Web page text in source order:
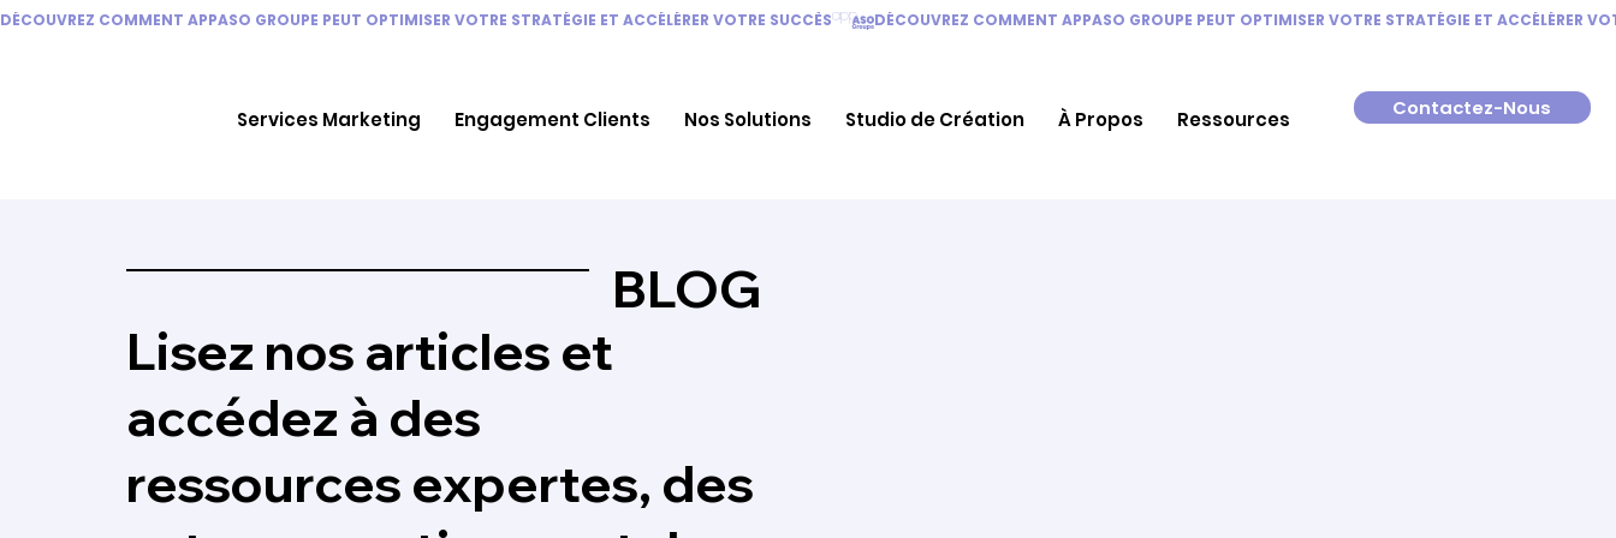
Services Marketing Engagement Clients Nos Solutions Studio de Création À Propos Ressources Contactez-Nous
DÉCOUVREZ COMMENT APPASO GROUPE PEUT OPTIMISER VOTRE STRATÉGIE ET ACCÉLÉRER VOTRE SUCCÈS
BLOG
Lisez nos articles et
accédez à des
ressources expertes, des